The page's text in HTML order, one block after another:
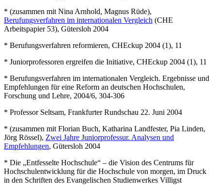
* (zusammen mit Nina Arnhold, Magnus Rüde),
Berufungsverfahren im internationalen Vergleich (CHE
Arbeitspapier 53), Gütersloh 2004
* Berufungsverfahren reformieren, CHEckup 2004 (1), 11
* Juniorprofessoren ergreifen die Initiative, CHEckup 2004 (1), 11
* Berufungsverfahren im internationalen Vergleich. Ergebnisse und
Empfehlungen für eine Reform an deutschen Hochschulen,
Forschung und Lehre, 2004/6, 304-306
* Professor Seltsam, Frankfurter Rundschau 22. Juni 2004
* (zusammen mit Florian Buch, Katharina Landfester, Pia Linden,
Jörg Rössel), Zwei Jahre Juniorprofessur. Analysen und
Empfehlungen, Gütersloh 2004
* Die „Entfesselte Hochschule“ – die Vision des Centrums für
Hochschulentwicklung für die Hochschule von morgen, im Druck
in den Schriften des Evangelischen Studienwerkes Villigst